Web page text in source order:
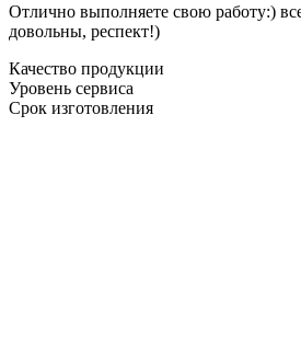
Отлично выполняете свою работу:)
довольны, респект!)
Качество продукции
Уровень сервиса
Срок изготовления